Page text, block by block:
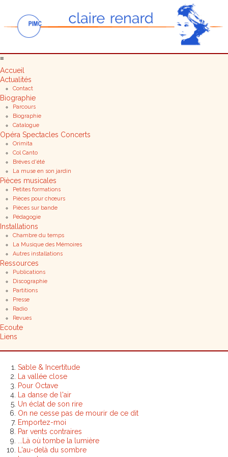
≡
Accueil
Actualités
Contact
Biographie
Parcours
Biographie
Catalogue
Opéra Spectacles Concerts
Orimita
Col Canto
Bréves d'été
La muse en son jardin
Pièces musicales
Petites formations
Pièces pour chœurs
Pièces sur bande
Pédagogie
Installations
Chambre du temps
La Musique des Mémoires
Autres installations
Ressources
Publications
Discographie
Partitions
Presse
Radio
Revues
Ecoute
Liens
Sable & Incertitude
La vallée close
Pour Octave
La danse de l'air
Un éclat de son rire
On ne cesse pas de mourir de ce dit
Emportez-moi
Par vents contraires
...Là où tombe la lumière
L'au-delà du sombre